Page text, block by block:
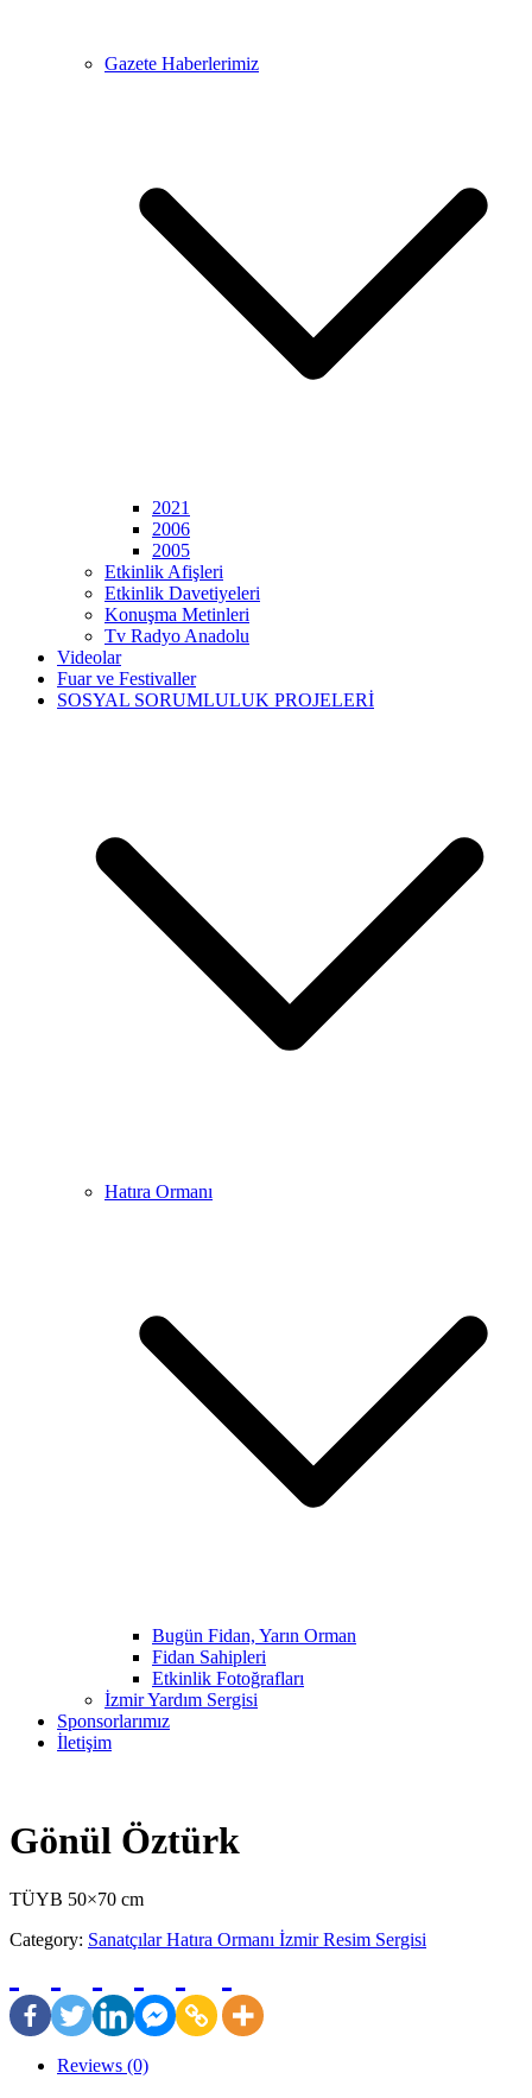
Gazete Haberlerimiz
2021
2006
2005
Etkinlik Afişleri
Etkinlik Davetiyeleri
Konuşma Metinleri
Tv Radyo Anadolu
Videolar
Fuar ve Festivaller
SOSYAL SORUMLULUK PROJELERİ
Hatıra Ormanı
Bugün Fidan, Yarın Orman
Fidan Sahipleri
Etkinlik Fotoğrafları
İzmir Yardım Sergisi
Sponsorlarımız
İletişim
Gönül Öztürk
TÜYB 50×70 cm
Category: Sanatçılar Hatıra Ormanı İzmir Resim Sergisi
Reviews (0)